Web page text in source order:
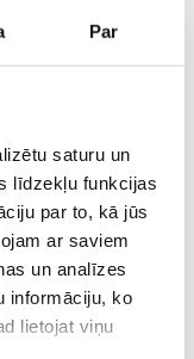
Par
saturu un
līdzekļu funkcijas
par to, kā jūs
ar saviem
un analīzes
informāciju, ko
lietojat viņu
KIT
Available on backorder